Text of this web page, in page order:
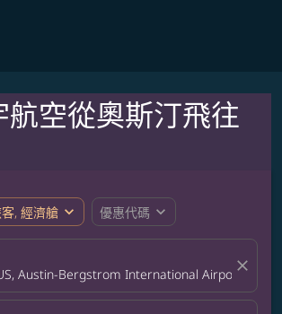
航空從奧斯汀飛往
, 經濟艙 expand_more 優惠代碼 expand_more
Austin-Bergstrom International Airportclose